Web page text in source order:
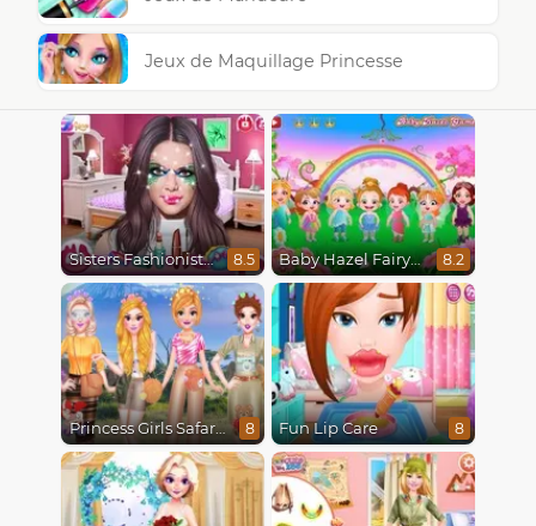
Jeux de Maquillage Princesse
Sisters Fashionista Makeup 8.5 Baby Hazel Fairyland Ballet 8.2
Princess Girls Safari Trip 8 Fun Lip Care 8